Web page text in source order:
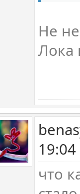
Не
Лока
что